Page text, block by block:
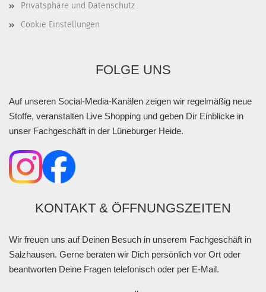
Privatsphäre und Datenschutz
Cookie Einstellungen
FOLGE UNS
Auf unseren Social-Media-Kanälen zeigen wir regelmäßig neue
Stoffe, veranstalten Live Shopping und geben Dir Einblicke in
unser Fachgeschäft in der Lüneburger Heide.
KONTAKT & ÖFFNUNGSZEITEN
Wir freuen uns auf Deinen Besuch in unserem Fachgeschäft in
Salzhausen. Gerne beraten wir Dich persönlich vor Ort oder
beantworten Deine Fragen telefonisch oder per E-Mail.